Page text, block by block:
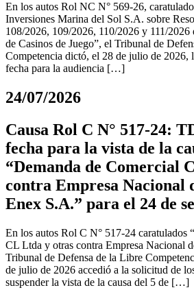
En los autos Rol NC N° 569-26,
Inversiones Marina del Sol S.A. sobre
108/2026, 109/2026, 110/2026 y 111/2026
de Casinos de Juego”, el Tribunal de
Competencia dictó, el 28 de julio de 2026,
fecha para la audiencia […]
24/07/2026
Causa Rol C N° 517-24:
fecha para la vista de la
“Demanda de Comercial
contra Empresa Nacional
Enex S.A.” para el 24 de
En los autos Rol C N° 517-24 caratulados
CL Ltda y otras contra Empresa Nacional
Tribunal de Defensa de la Libre
de julio de 2026 accedió a la solicitud de
suspender la vista de la causa del 5 de […]